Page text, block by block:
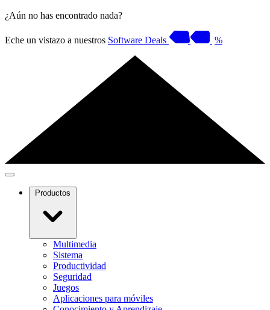
¿Aún no has encontrado nada?
Eche un vistazo a nuestros Software Deals %
Productos
Multimedia
Sistema
Productividad
Seguridad
Juegos
Aplicaciones para móviles